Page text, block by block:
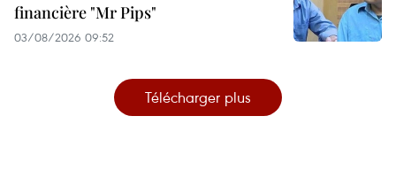
financière "Mr Pips"
03/08/2026 09:52
Télécharger plus